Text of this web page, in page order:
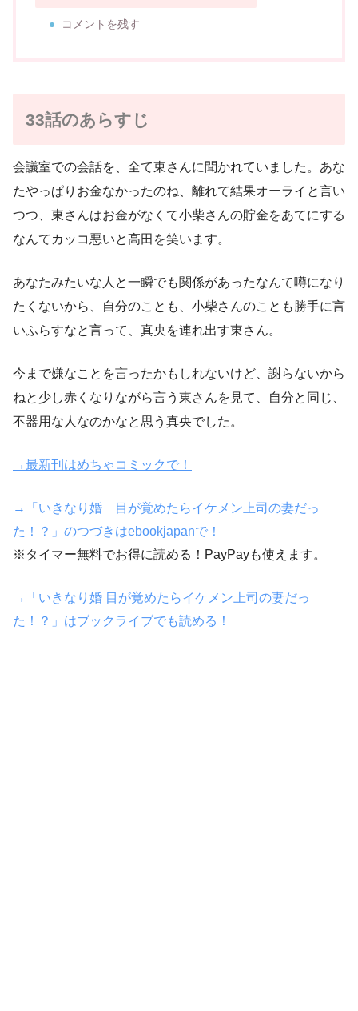
コメントを残す
33話のあらすじ
会議室での会話を、全て東さんに聞かれていました。あな
たやっぱりお金なかったのね、離れて結果オーライと言い
つつ、東さんはお金がなくて小柴さんの貯金をあてにする
なんてカッコ悪いと高田を笑います。
あなたみたいな人と一瞬でも関係があったなんて噂になり
たくないから、自分のことも、小柴さんのことも勝手に言
いふらすなと言って、真央を連れ出す東さん。
今まで嫌なことを言ったかもしれないけど、謝らないから
ねと少し赤くなりながら言う東さんを見て、自分と同じ、
不器用な人なのかなと思う真央でした。
→最新刊はめちゃコミックで！
→「いきなり婚 目が覚めたらイケメン上司の妻だっ
た！？」のつづきはebookjapanで！
※タイマー無料でお得に読める！PayPayも使えます。
→「いきなり婚 目が覚めたらイケメン上司の妻だっ
た！？」はブックライブでも読める！